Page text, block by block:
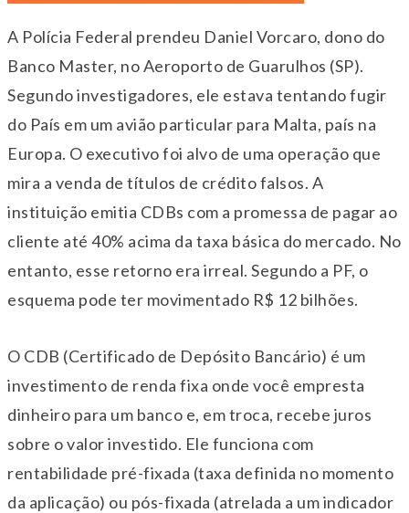
A Polícia Federal prendeu Daniel Vorcaro, dono do
Banco Master, no Aeroporto de Guarulhos (SP).
Segundo investigadores, ele estava tentando fugir
do País em um avião particular para Malta, país na
Europa. O executivo foi alvo de uma operação que
mira a venda de títulos de crédito falsos. A
instituição emitia CDBs com a promessa de pagar ao
cliente até 40% acima da taxa básica do mercado. No
entanto, esse retorno era irreal. Segundo a PF, o
esquema pode ter movimentado R$ 12 bilhões.
O CDB (Certificado de Depósito Bancário) é um
investimento de renda fixa onde você empresta
dinheiro para um banco e, em troca, recebe juros
sobre o valor investido. Ele funciona com
rentabilidade pré-fixada (taxa definida no momento
da aplicação) ou pós-fixada (atrelada a um indicador